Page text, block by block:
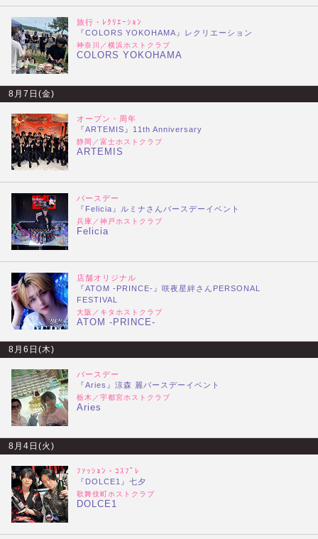
旅行・ﾚｸﾘｴｰｼｮﾝ
『COLORS YOKOHAMA』レクリエーション
神奈川／横浜ホストクラブ
COLORS YOKOHAMA
8月7日(金)
オープン・周年
『ARTEMIS』11th Anniversary
静岡／富士ホストクラブ
ARTEMIS
バースデー
『Felicia』ルミナさんバースデーイベント
兵庫／神戸ホストクラブ
Felicia
店舗オリジナル
『ATOM -PRINCE-』咲夜星絆さんPERSONAL
FESTIVAL
大阪／キタホストクラブ
ATOM -PRINCE-
8月6日(木)
バースデー
『Aries』涼森 麗バースデーイベント
栃木／宇都宮ホストクラブ
Aries
8月4日(火)
ﾌｧｯｼｮﾝ・ｺｽﾌﾟﾚ
『DOLCE1』七夕
歌舞伎町ホストクラブ
DOLCE1